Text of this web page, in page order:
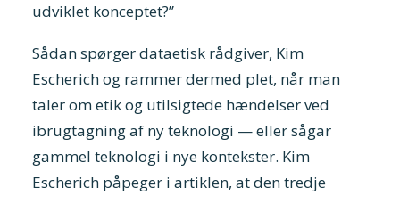
udviklet konceptet?”
Sådan spørger dataetisk rådgiver, Kim
Escherich og rammer dermed plet, når man
taler om etik og utilsigtede hændelser ved
ibrugtagning af ny teknologi — eller sågar
gammel teknologi i nye kontekster. Kim
Escherich påpeger i artiklen, at den tredje